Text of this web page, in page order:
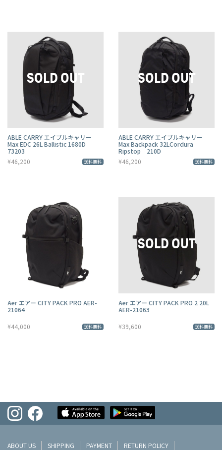
ABLE CARRY エイブルキャリー
Max EDC 26L Ballistic 1680D
73203
¥46,200
送料無料
ABLE CARRY エイブルキャリー
Max Backpack 32LCordura
Ripstop 210D
¥46,200
送料無料
Aer エアー CITY PACK PRO AER-
21064
¥44,000 送料無料
Aer エアー CITY PACK PRO 2 20L
AER-21063
¥39,600 送料無料
ABOUT US SHIPPING PAYMENT RETURN POLICY